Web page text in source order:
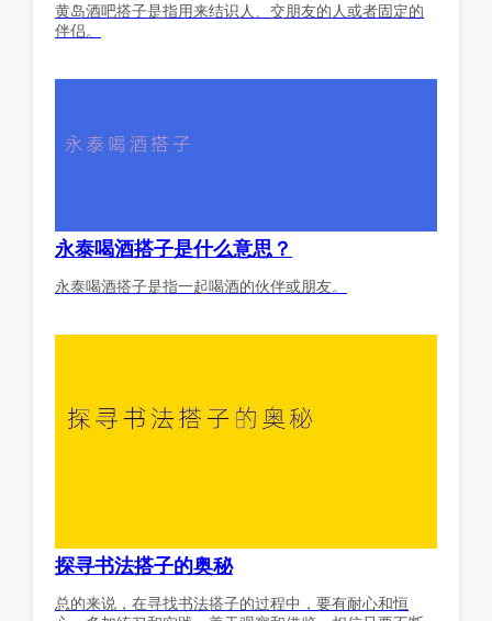
黄岛酒吧搭子是指用来结识人、交朋友的人或者固定的
伴侣。
永泰喝酒搭子是什么意思？
永泰喝酒搭子是指一起喝酒的伙伴或朋友。
探寻书法搭子的奥秘
总的来说，在寻找书法搭子的过程中，要有耐心和恒